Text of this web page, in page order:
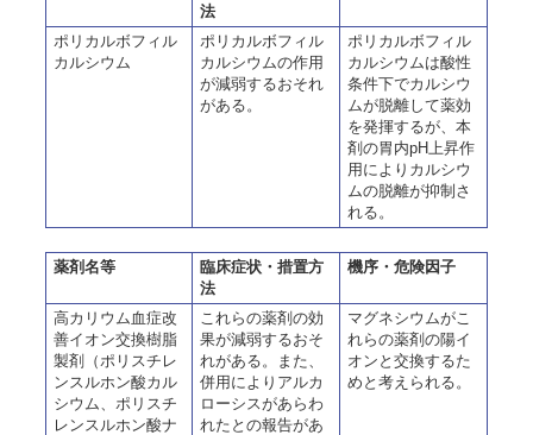
法
ポリカルボフィル
カルシウム
ポリカルボフィル
カルシウムの作用
が減弱するおそれ
がある。
ポリカルボフィル
カルシウムは酸性
条件下でカルシウ
ムが脱離して薬効
を発揮するが、本
剤の胃内pH上昇作
用によりカルシウ
ムの脱離が抑制さ
れる。
薬剤名等
臨床症状・措置方
法
機序・危険因子
高カリウム血症改
善イオン交換樹脂
製剤（ポリスチレ
ンスルホン酸カル
シウム、ポリスチ
レンスルホン酸ナ
これらの薬剤の効
果が減弱するおそ
れがある。また、
併用によりアルカ
ローシスがあらわ
れたとの報告があ
マグネシウムがこ
れらの薬剤の陽イ
オンと交換するた
めと考えられる。